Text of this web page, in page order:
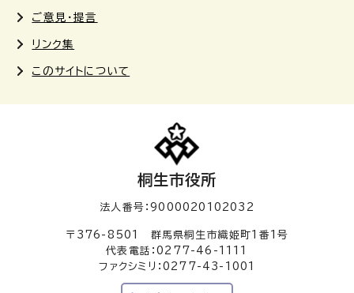
ご意見・提言
リンク集
このサイトについて
桐生市役所
法人番号：9000020102032
〒376-8501 群馬県桐生市織姫町1番1号
代表電話：0277-46-1111
ファクシミリ：0277-43-1001